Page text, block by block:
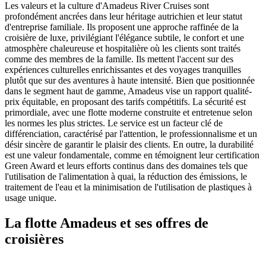
Les valeurs et la culture d'Amadeus River Cruises sont
profondément ancrées dans leur héritage autrichien et leur statut
d'entreprise familiale. Ils proposent une approche raffinée de la
croisière de luxe, privilégiant l'élégance subtile, le confort et une
atmosphère chaleureuse et hospitalière où les clients sont traités
comme des membres de la famille. Ils mettent l'accent sur des
expériences culturelles enrichissantes et des voyages tranquilles
plutôt que sur des aventures à haute intensité. Bien que positionnée
dans le segment haut de gamme, Amadeus vise un rapport qualité-
prix équitable, en proposant des tarifs compétitifs. La sécurité est
primordiale, avec une flotte moderne construite et entretenue selon
les normes les plus strictes. Le service est un facteur clé de
différenciation, caractérisé par l'attention, le professionnalisme et un
désir sincère de garantir le plaisir des clients. En outre, la durabilité
est une valeur fondamentale, comme en témoignent leur certification
Green Award et leurs efforts continus dans des domaines tels que
l'utilisation de l'alimentation à quai, la réduction des émissions, le
traitement de l'eau et la minimisation de l'utilisation de plastiques à
usage unique.
La flotte Amadeus et ses offres de
croisières